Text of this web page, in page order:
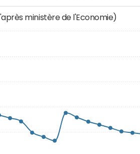
ministère de l'Economie)